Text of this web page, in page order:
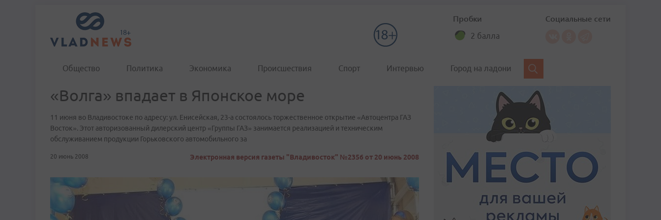
Пробки
2 балла
Социальные сети
Общество Политика Экономика Происшествия Спорт Интервью Город на ладони
«Волга» впадает в Японское море
11 июня во Владивостоке по адресу: ул. Енисейская, 23-а состоялось торжественное открытие «Автоцентра ГАЗ
Восток». Этот авторизованный дилерский центр «Группы ГАЗ» занимается реализацией и техническим
обслуживанием продукции Горьковского автомобильного за
20 июнь 2008 Электронная версия газеты "Владивосток" №2356 от 20 июнь 2008